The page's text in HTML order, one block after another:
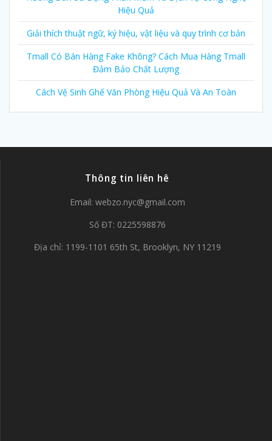
Hiệu Quả
Giải thích thuật ngữ, ký hiệu, vật liệu và quy trình cơ bản
Tmall Có Bán Hàng Fake Không? Cách Mua Hàng Tmall
Đảm Bảo Chất Lượng
Cách Vệ Sinh Ghế Văn Phòng Hiệu Quả Và An Toàn
Thông tin liên hê
Email: webzo.nyc@gmail.com
Số ĐT: 0225598876
Địa chỉ: 1199-1101 65th St, Brooklyn, NY 11219